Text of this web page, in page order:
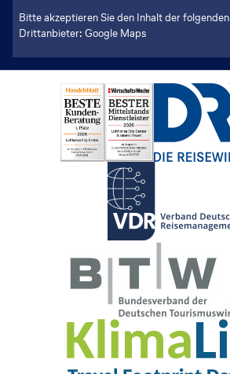
Bitte akzeptieren Sie den Inhalt der folgenden
Drittanbieter: Google Maps